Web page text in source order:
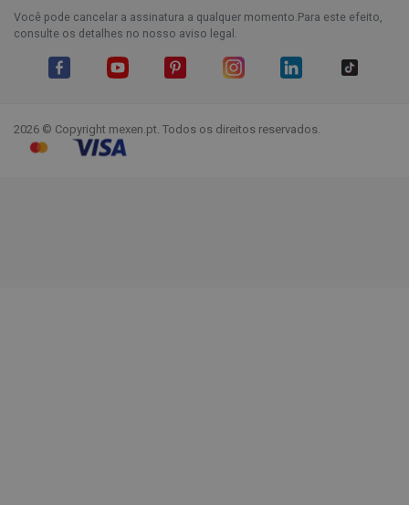
Você pode cancelar a assinatura a qualquer momento.Para este efeito,
consulte os detalhes no nosso aviso legal.
2026 © Copyright mexen.pt. Todos os direitos reservados.